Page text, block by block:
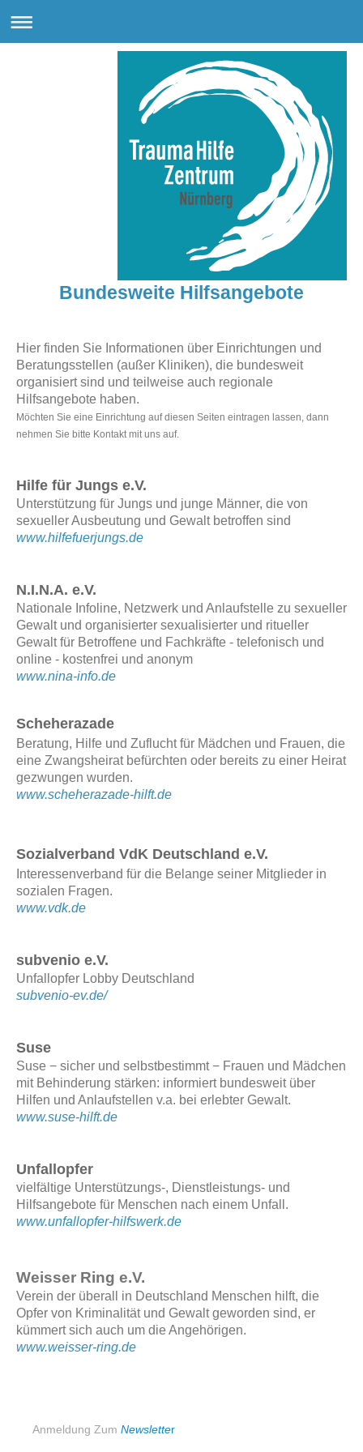
Bundesweite Hilfsangebote
Hier finden Sie Informationen über Einrichtungen und
Beratungsstellen (außer Kliniken), die bundesweit
organisiert sind und teilweise auch regionale
Hilfsangebote haben.
Möchten Sie eine Einrichtung auf diesen Seiten eintragen lassen, dann
nehmen Sie bitte Kontakt mit uns auf.
Hilfe für Jungs e.V.
Unterstützung für Jungs und junge Männer, die von
sexueller Ausbeutung und Gewalt betroffen sind
www.hilfefuerjungs.de
N.I.N.A. e.V.
Nationale Infoline, Netzwerk und Anlaufstelle zu sexueller
Gewalt und organisierter sexualisierter und ritueller
Gewalt für Betroffene und Fachkräfte - telefonisch und
online - kostenfrei und anonym
www.nina-info.de
Scheherazade
Beratung, Hilfe und Zuflucht für Mädchen und Frauen, die
eine Zwangsheirat befürchten oder bereits zu einer Heirat
gezwungen wurden.
www.scheherazade-hilft.de
Sozialverband VdK Deutschland e.V.
Interessenverband für die Belange seiner Mitglieder in
sozialen Fragen.
www.vdk.de
subvenio e.V.
Unfallopfer Lobby Deutschland
subvenio-ev.de/
Suse
Suse − sicher und selbstbestimmt − Frauen und Mädchen
mit Behinderung stärken: informiert bundesweit über
Hilfen und Anlaufstellen v.a. bei erlebter Gewalt.
www.suse-hilft.de
Unfallopfer
vielfältige Unterstützungs-, Dienstleistungs- und
Hilfsangebote für Menschen nach einem Unfall.
www.unfallopfer-hilfswerk.de
Weisser Ring e.V.
Verein der überall in Deutschland Menschen hilft, die
Opfer von Kriminalität und Gewalt geworden sind, er
kümmert sich auch um die Angehörigen.
www.weisser-ring.de
Anmeldung Zum Newsletter